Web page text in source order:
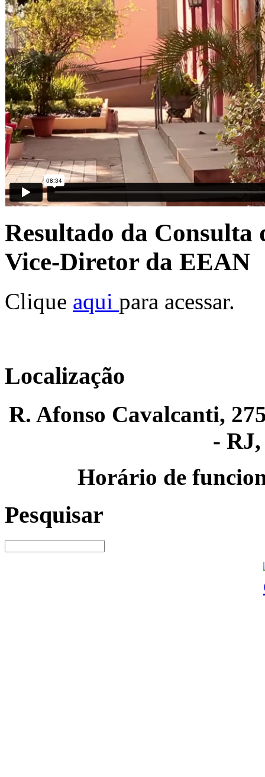
Resultado da Consulta
Vice-Diretor da EEAN
Clique aqui para acessar.
Localização
R. Afonso Cavalcanti,
- RJ,
Horário de
Pesquisar